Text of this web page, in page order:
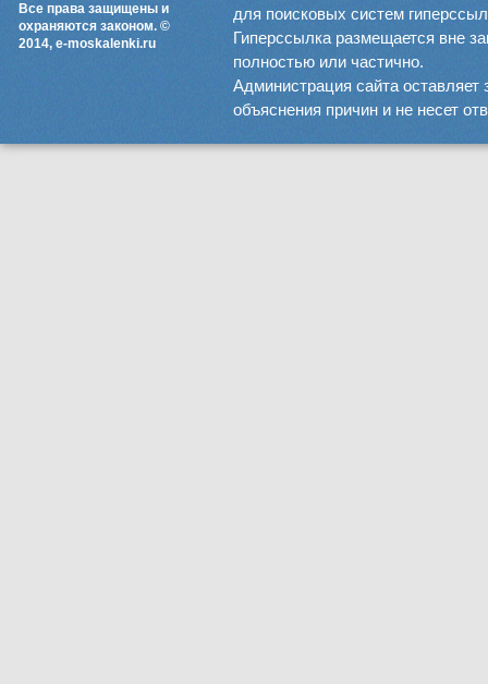
Все права защищены и
охраняются законом. ©
2014, e-moskalenki.ru
для поисковых систем
Гиперссылка размещается вне
полностью или частично.
Администрация сайта оставляет
объяснения причин и не несет